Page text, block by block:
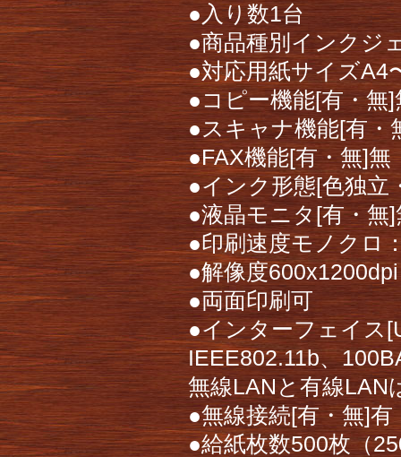
●入り数1台
●商品種別インクジ
●対応用紙サイズA4
●コピー機能[有・無]
●スキャナ機能[有・
●FAX機能[有・無]無
●インク形態[色独立
●液晶モニタ[有・無]
●印刷速度モノクロ
●解像度600x1200dpi
●両面印刷可
●インターフェイス
IEEE802.11b、
無線LANと有線LAN
●無線接続[有・無]有
●給紙枚数500枚（